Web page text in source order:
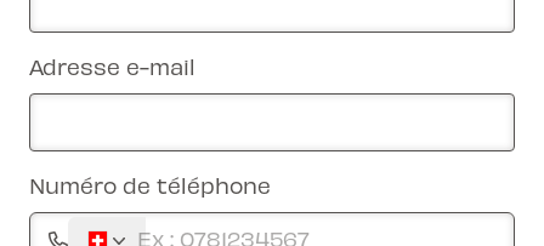
Adresse e-mail
Numéro de téléphone